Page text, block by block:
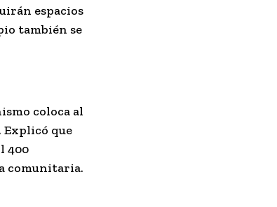
espacios
también se
coloca al
Explicó que
400
comunitaria.